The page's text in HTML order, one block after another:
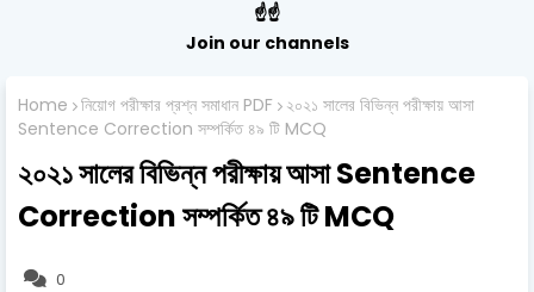
☝️☝️
Join our channels
Home নিয়োগ পরীক্ষার প্রশ্ন সমাধান PDF ২০২১ সালের বিভিন্ন পরীক্ষায় আসা
Sentence Correction সম্পর্কিত ৪৯ টি MCQ
২০২১ সালের বিভিন্ন পরীক্ষায় আসা Sentence
Correction সম্পর্কিত ৪৯ টি MCQ
0